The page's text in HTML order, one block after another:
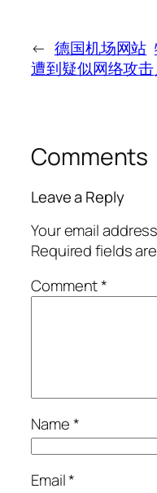
← 德国机场网站
遭到疑似网络攻击
Comments
Leave a Reply
Your email
Required fields
Comment*
Name*
Email*